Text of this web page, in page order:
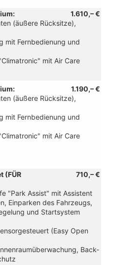
1.610,– €
(äußere Rücksitze),
mit Fernbedienung und
mit Air Care
1.190,– €
(äußere Rücksitze),
mit Fernbedienung und
mit Air Care
710,– €
(FÜR
"Park Assist" mit Assistent
Einparken des Fahrzeugs,
und Startsystem
(Easy Open
Back-